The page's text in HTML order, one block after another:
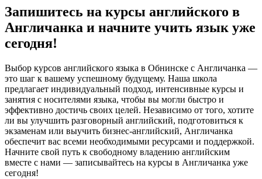
Запишитесь на курсы английского в
Англичанка и начните учить язык уже
сегодня!
Выбор курсов английского языка в Обнинске с Англичанка —
это шаг к вашему успешному будущему. Наша школа
предлагает индивидуальный подход, интенсивные курсы и
занятия с носителями языка, чтобы вы могли быстро и
эффективно достичь своих целей. Независимо от того, хотите
ли вы улучшить разговорный английский, подготовиться к
экзаменам или выучить бизнес-английский, Англичанка
обеспечит вас всеми необходимыми ресурсами и поддержкой.
Начните свой путь к свободному владению английским
вместе с нами — записывайтесь на курсы в Англичанка уже
сегодня!